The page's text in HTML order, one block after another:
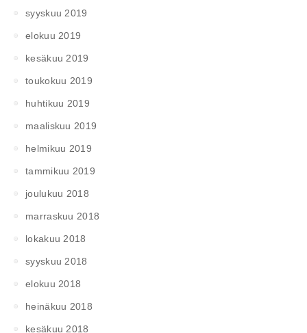
syyskuu 2019
elokuu 2019
kesäkuu 2019
toukokuu 2019
huhtikuu 2019
maaliskuu 2019
helmikuu 2019
tammikuu 2019
joulukuu 2018
marraskuu 2018
lokakuu 2018
syyskuu 2018
elokuu 2018
heinäkuu 2018
kesäkuu 2018